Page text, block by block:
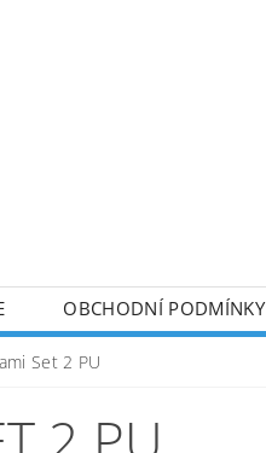
OBCHODNÍ PODMÍNKY
Set 2 PU